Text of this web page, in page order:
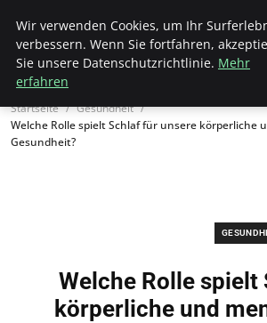
Wk Institut
Startseite
Gesundheit
Welche Rolle spielt Schlaf für unsere körperliche
Gesundheit?
Welche Rolle
körperliche und
Wir verwenden Cookies, um Ihr
verbessern. Wenn Sie fortfahren,
Sie unsere Datenschutzrichtlinie. Mehr
erfahren